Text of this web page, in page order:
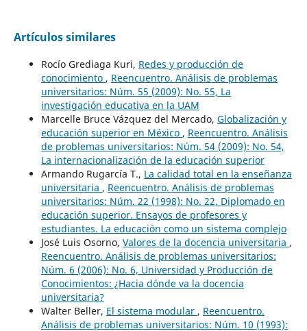
Artículos similares
Rocío Grediaga Kuri, Redes y producción de
conocimiento , Reencuentro. Análisis de problemas
universitarios: Núm. 55 (2009): No. 55, La
investigación educativa en la UAM
Marcelle Bruce Vázquez del Mercado, Globalización y
educación superior en México , Reencuentro. Análisis
de problemas universitarios: Núm. 54 (2009): No. 54,
La internacionalización de la educación superior
Armando Rugarcía T., La calidad total en la enseñanza
universitaria , Reencuentro. Análisis de problemas
universitarios: Núm. 22 (1998): No. 22, Diplomado en
educación superior. Ensayos de profesores y
estudiantes. La educación como un sistema complejo
José Luis Osorno, Valores de la docencia universitaria ,
Reencuentro. Análisis de problemas universitarios:
Núm. 6 (2006): No. 6, Universidad y Producción de
Conocimientos: ¿Hacia dónde va la docencia
universitaria?
Walter Beller, El sistema modular , Reencuentro.
Análisis de problemas universitarios: Núm. 10 (1993):